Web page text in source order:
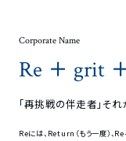
Corporate Name
Re + grit
｢再挑戦の伴走者｣そ
Reには、Return（もう一度）、